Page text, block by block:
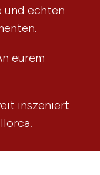
und echten
eurem
inszeniert